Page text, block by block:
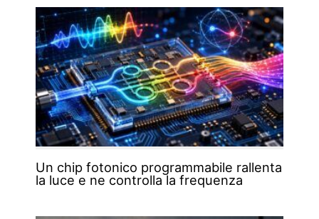
Un chip fotonico programmabile rallenta
la luce e ne controlla la frequenza